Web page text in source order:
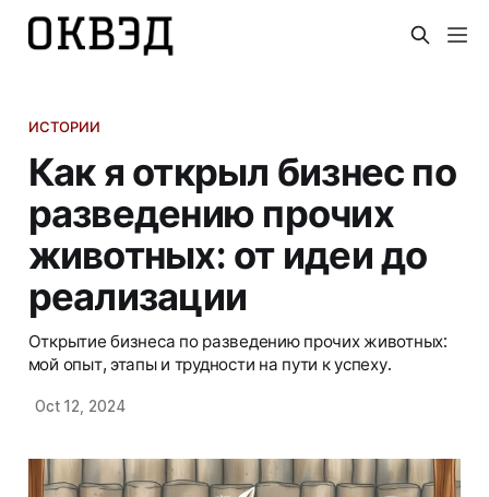
ИСТОРИИ
Как я открыл бизнес по
разведению прочих
животных: от идеи до
реализации
Открытие бизнеса по разведению прочих животных:
мой опыт, этапы и трудности на пути к успеху.
Oct 12, 2024